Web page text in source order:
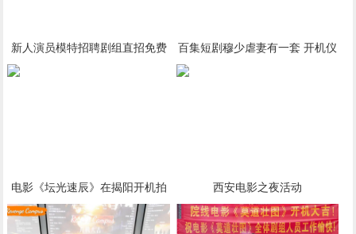
新人演员模特招聘剧组直招免费
百集短剧穆少虐妻有一套 开机仪
电影《坛光速辰》在揭阳开机拍
摄
西安电影之夜活动